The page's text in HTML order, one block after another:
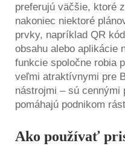
preferujú väčšie, ktoré
nakoniec niektoré
prvky, napríklad QR
obsahu alebo aplikácie
funkcie spoločne robia
veľmi atraktívnymi pre
nástrojmi – sú cennými
pomáhajú podnikom
Ako používať